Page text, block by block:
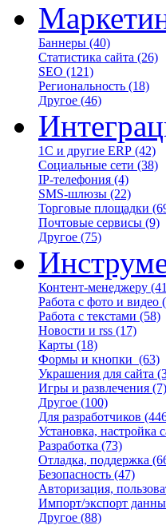
Баннеры (40)
Статистика сайта (26)
SEO (121)
Региональность (18)
Другое (46)
1С и другие ERP (42)
Социальные сети (38)
IP-телефония (4)
SMS-шлюзы (22)
Торговые площадки
Почтовые сервисы (9)
Другое (75)
Контент-менеджеру
Работа с фото и видео
Работа с текстами (58)
Новости и rss (17)
Карты (18)
Формы и кнопки (63)
Украшения для сайта
Игры и развлечения (7)
Другое (100)
Для разработчиков
Установка, настройка
Разработка (73)
Отладка, поддержка
Безопасность (47)
Авторизация,
Импорт/экспорт
Другое (88)